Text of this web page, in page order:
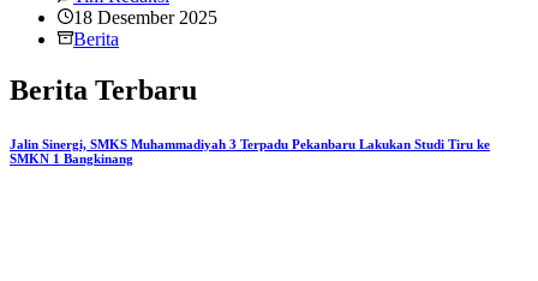
3
Service
the
18 Desember 2025
Berita
Berita Terbaru
Jalin Sinergi, SMKS Muhammadiyah 3 Terpadu Pekanbaru Lakukan Studi Tiru ke
SMKN 1 Bangkinang